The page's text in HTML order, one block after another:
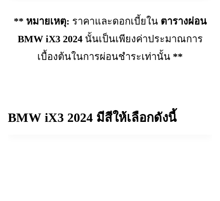
** หมายเหตุ: ราคาและดอกเบี้ยใน ตารางผ่อน
BMW iX3 2024นั้นเป็นเพียงค่าประมาณการ
เบื้องต้นในการผ่อนชำระเท่านั้น **
BMW iX3 2024 มีสีให้เลือกดังนี้